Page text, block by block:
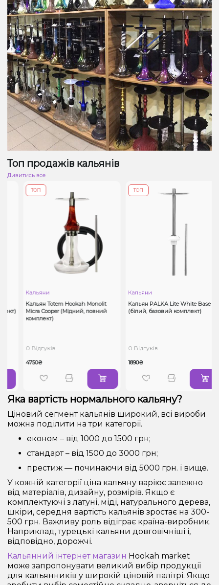
Топ продажів кальянів
Дивитись все
ТОП
Кальяни
Кальян Totem Hookah Monolit
Micra Cooper (Мідний, повний
комплект)
0 Відгуків
4750₴
ТОП
Кальяни
Кальян PALKA Lite White Base
(білий, базовий комплект)
0 Відгуків
1890₴
Яка вартість нормального кальяну?
Ціновий сегмент кальянів широкий, всі вироби
можна поділити на три категорії.
економ – від 1000 до 1500 грн;
стандарт – від 1500 до 3000 грн;
престиж — починаючи від 5000 грн. і вище.
У кожній категорії ціна кальяну варіює залежно
від матеріалів, дизайну, розмірів. Якщо є
комплектуючі з латуні, міді, натурального дерева,
шкіри, середня вартість кальянів зростає на 300-
500 грн. Важливу роль відіграє країна-виробник.
Наприклад, турецькі кальяни довговічніші і,
відповідно, дорожчі.
Кальянний інтернет магазин Hookah market
може запропонувати великий вибір продукції
для кальянників у широкій ціновій палітрі. Якщо